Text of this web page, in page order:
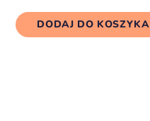
DODAJ DO KOSZYKA